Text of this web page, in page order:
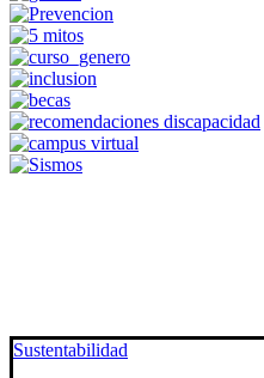
Sustentabilidad